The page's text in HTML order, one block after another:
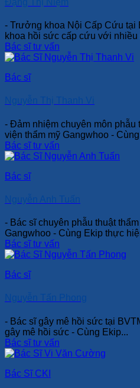
- Trưởng khoa Nội Cấp Cứu tại
khoa hồi sức cấp cứu với nhiều
Bác sĩ tư vấn
Bác sĩ
Nguyễn Thị Thanh Vi
- Đảm nhiệm chuyên môn phẫu
viện thẩm mỹ Gangwhoo -
Bác sĩ tư vấn
Bác sĩ
Nguyễn Anh Tuấn
- Bác sĩ chuyên phẫu thuật
Gangwhoo - Cùng Ekip thực
Bác sĩ tư vấn
Bác sĩ
Nguyễn Tấn Phong
- Bác sĩ gây mê hồi sức tại
gây mê hồi sức - Cùng Ekip...
Bác sĩ tư vấn
Bác Sĩ CKI